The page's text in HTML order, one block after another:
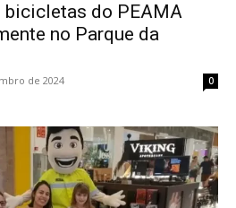
bicicletas do PEAMA
no Parque da
de 2024 0